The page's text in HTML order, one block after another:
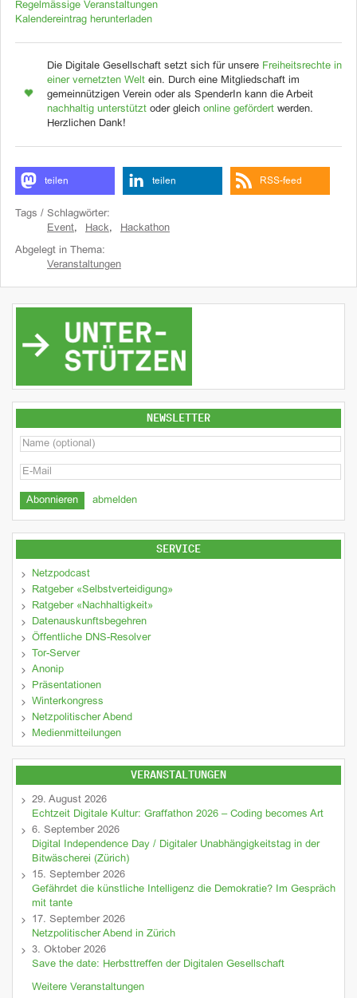
Regelmässige Veranstaltungen
Kalendereintrag herunterladen
Die Digitale Gesellschaft setzt sich für unsere Freiheitsrechte in
einer vernetzten Welt ein. Durch eine Mitgliedschaft im
gemeinnützigen Verein oder als SpenderIn kann die Arbeit
nachhaltig unterstützt oder gleich online gefördert werden.
Herzlichen Dank!
teilen teilen RSS-feed
Tags / Schlagwörter:
Event, Hack, Hackathon
Abgelegt in Thema:
Veranstaltungen
NEWSLETTER
abmelden
SERVICE
Netzpodcast
Ratgeber «Selbstverteidigung»
Ratgeber «Nachhaltigkeit»
Datenauskunftsbegehren
Öffentliche DNS-Resolver
Tor-Server
Anonip
Präsentationen
Winterkongress
Netzpolitischer Abend
Medienmitteilungen
VERANSTALTUNGEN
29. August 2026
Echtzeit Digitale Kultur: Graffathon 2026 – Coding becomes Art
6. September 2026
Digital Independence Day / Digitaler Unabhängigkeitstag in der
Bitwäscherei (Zürich)
15. September 2026
Gefährdet die künstliche Intelligenz die Demokratie? Im Gespräch
mit tante
17. September 2026
Netzpolitischer Abend in Zürich
3. Oktober 2026
Save the date: Herbsttreffen der Digitalen Gesellschaft
Weitere Veranstaltungen